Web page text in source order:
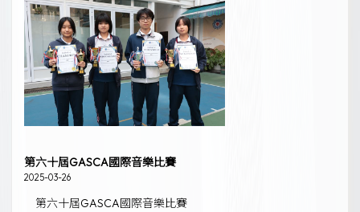
第六十屆GASCA國際音樂比賽
2025-03-26
第六十屆GASCA國際音樂比賽